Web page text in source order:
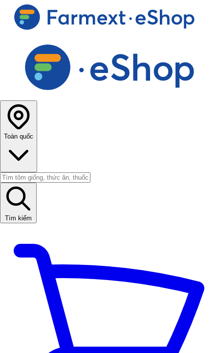
Toàn quốc
Tìm kiếm